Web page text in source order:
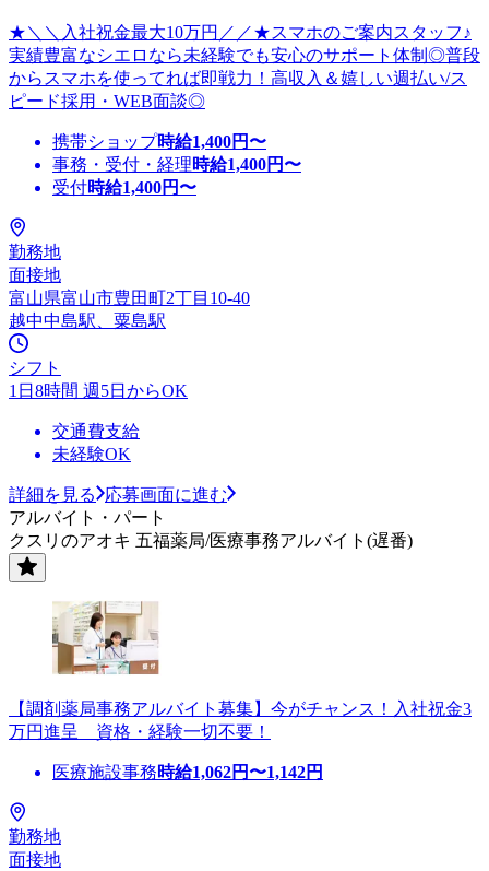
★＼＼入社祝金最大10万円／／★スマホのご案内スタッフ♪
実績豊富なシエロなら未経験でも安心のサポート体制◎普段
からスマホを使ってれば即戦力！高収入＆嬉しい週払い/ス
ピード採用・WEB面談◎
携帯ショップ時給1,400円〜
事務・受付・経理時給1,400円〜
受付時給1,400円〜
勤務地
面接地
富山県富山市豊田町2丁目10-40
越中中島駅、粟島駅
シフト
1日8時間 週5日からOK
交通費支給
未経験OK
詳細を見る
応募画面に進む
アルバイト・パート
クスリのアオキ 五福薬局/医療事務アルバイト(遅番)
【調剤薬局事務アルバイト募集】今がチャンス！入社祝金3
万円進呈 資格・経験一切不要！
医療施設事務時給1,062円〜1,142円
勤務地
面接地